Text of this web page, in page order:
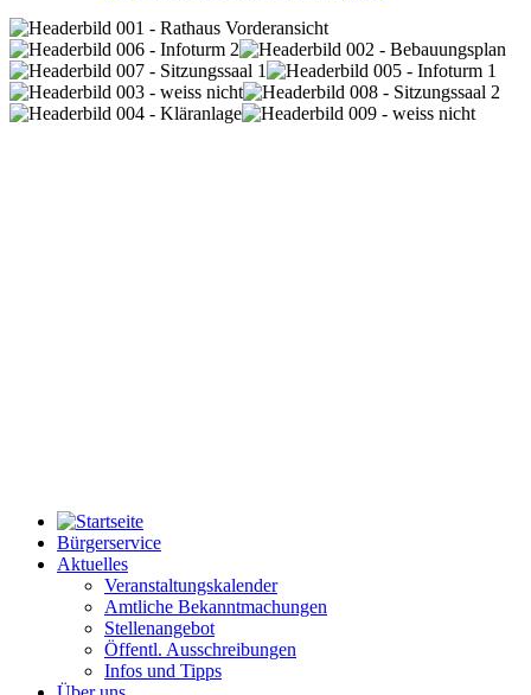
Bürgerservice
Aktuelles
Veranstaltungskalender
Amtliche Bekanntmachungen
Stellenangebot
Öffentl. Ausschreibungen
Infos und Tipps